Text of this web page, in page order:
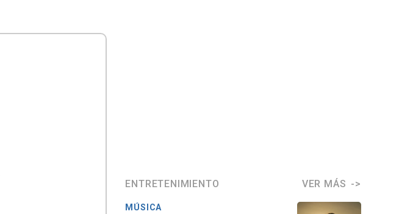
ENTRETENIMIENTO VER MÁS
MÚSICA